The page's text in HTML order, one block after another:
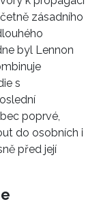
zásadního
byl Lennon
s
poprvé,
do osobních i
před její